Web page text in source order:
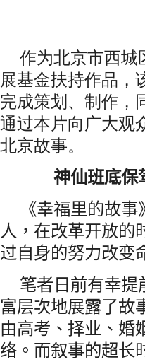
作为北京市西城
展基金扶持作品，
完成策划、制作，
通过本片向广大观
北京故事。
神仙班底保
《幸福里的故
人，在改革开放的
过自身的努力改变
笔者日前有幸提
富层次地展露了故
由高考、择业、婚
络。而叙事的超长